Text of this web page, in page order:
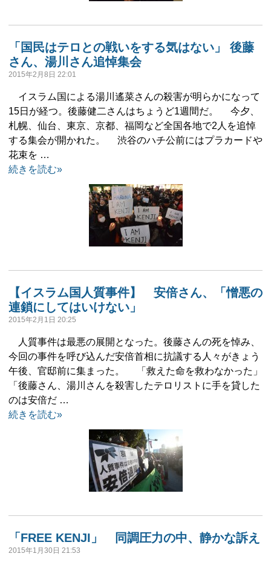
「国民はテロとの戦いをする気はない」 後藤
さん、湯川さん追悼集会
2015年2月8日 22:01
イスラム国による湯川遙菜さんの殺害が明らかになって
15日が経つ。後藤健二さんはちょうど1週間だ。 今夕、
札幌、仙台、東京、京都、福岡など全国各地で2人を追悼
する集会が開かれた。 渋谷のハチ公前にはプラカードや
花束を …
続きを読む»
【イスラム国人質事件】 安倍さん、「憎悪の
連鎖にしてはいけない」
2015年2月1日 20:25
人質事件は最悪の展開となった。後藤さんの死を悼み、
今回の事件を呼び込んだ安倍首相に抗議する人々がきょう
午後、官邸前に集まった。 「救えた命を救わなかった」
「後藤さん、湯川さんを殺害したテロリストに手を貸した
のは安倍だ …
続きを読む»
「FREE KENJI」 同調圧力の中、静かな訴え
2015年1月30日 21:53